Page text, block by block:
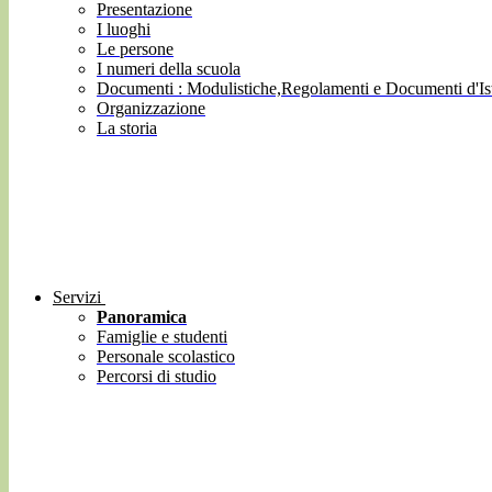
Presentazione
I luoghi
Le persone
I numeri della scuola
Documenti : Modulistiche,Regolamenti e Documenti
Organizzazione
La storia
Servizi
Panoramica
Famiglie e studenti
Personale scolastico
Percorsi di studio